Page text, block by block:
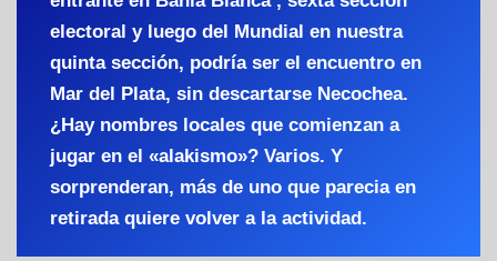
electoral y luego del Mundial en nuestra
quinta sección, podría ser el encuentro en
Mar del Plata, sin descartarse Necochea.
¿Hay nombres locales que comienzan a
jugar en el «alakismo»? Varios. Y
sorprenderan, más de uno que parecia en
retirada quiere volver a la actividad.